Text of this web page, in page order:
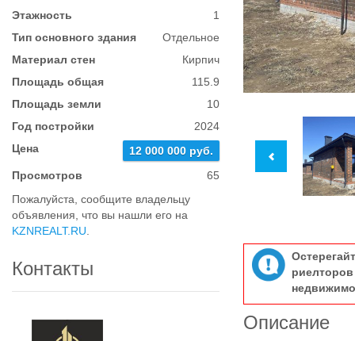
Этажность
1
Тип основного здания
Отдельное
Материал стен
Кирпич
Площадь общая
115.9
Площадь земли
10
Год постройки
2024
Цена
12 000 000 руб.
Просмотров
65
Пожалуйста, сообщите владельцу
объявления, что вы нашли его на
KZNREALT.RU
Контакты
Описание